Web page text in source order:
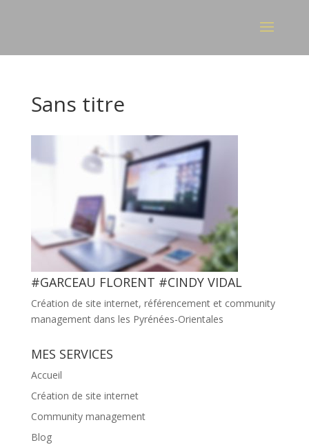
Sans titre
#GARCEAU FLORENT #CINDY VIDAL
Création de site internet, référencement et community
management dans les Pyrénées-Orientales
MES SERVICES
Accueil
Création de site internet
Community management
Blog